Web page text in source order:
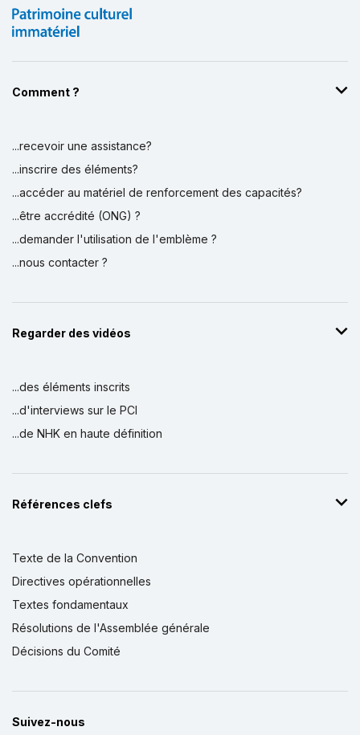
Comment ?
...recevoir une assistance?
...inscrire des éléments?
...accéder au matériel de renforcement des capacités?
...être accrédité (ONG) ?
...demander l'utilisation de l'emblème ?
...nous contacter ?
Regarder des vidéos
...des éléments inscrits
...d'interviews sur le PCI
...de NHK en haute définition
Références clefs
Texte de la Convention
Directives opérationnelles
Textes fondamentaux
Résolutions de l'Assemblée générale
Décisions du Comité
Suivez-nous